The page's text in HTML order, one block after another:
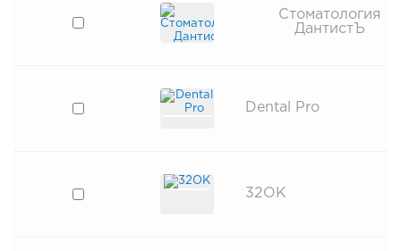
Стоматология
ДантистЪ
Dental Pro
32ОК